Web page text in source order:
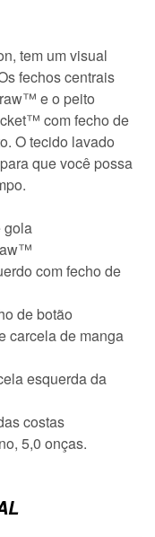
tem um visual
fechos centrais
e o peito
com fecho de
O tecido lavado
que você possa
gola
com fecho de
de botão
carcela de manga
esquerda da
costas
5,0 onças.